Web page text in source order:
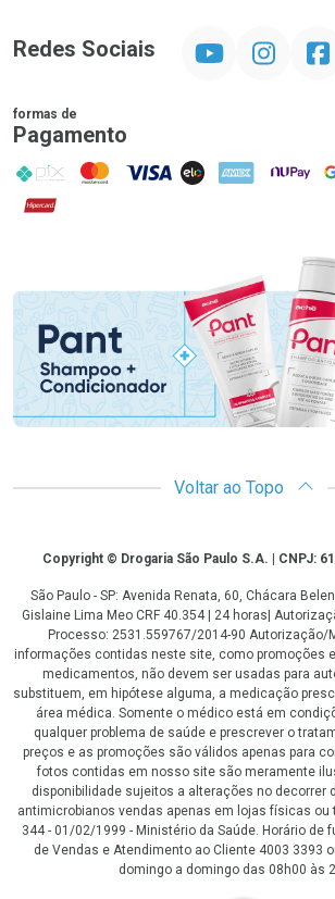
Redes Sociais Instagram
formas de
Pagamento
PIX MasterCard
VISA ELO AMEX NuPay
Hipercard
Voltar ao Topo
CopyrightCopyright © Drogaria São Paulo S.A. | CNPJ:
São Paulo - SP: Avenida Renata, 60, Chácara
Gislaine Lima Meo CRF 40.354 | 24 horas|
Processo: 2531.559767/2014-90 Autorização/
informações contidas neste site, como promoções
medicamentos, não devem ser usadas para
substituem, em hipótese alguma, a medicação
área médica. Somente o médico está em
qualquer problema de saúde e prescrever o
preços e as promoções são válidos apenas para
fotos contidas em nosso site são meramente
disponibilidade sujeitos a alterações no decorrer
antimicrobianos vendas apenas em lojas físicas ou
344 - 01/02/1999 - Ministério da Saúde. Horário de
de Vendas e Atendimento ao Cliente 4003 3393
domingo a domingo das 08h00 às